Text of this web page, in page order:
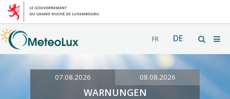
FR DE
07.08.2026 08.08.2026
WARNUNGEN